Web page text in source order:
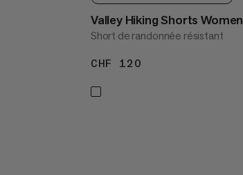
Valley Hiking Shorts Women
Short de randonnée résistant
CHF 120